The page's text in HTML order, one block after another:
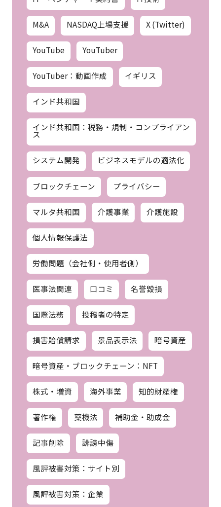
M&A NASDAQ上場支援 X (Twitter)
YouTube YouTuber
YouTuber：動画作成 イギリス
インド共和国
インド共和国：税務・規制・コンプライアン
ス
システム開発 ビジネスモデルの適法化
ブロックチェーン プライバシー
マルタ共和国 介護事業 介護施設
個人情報保護法
労働問題（会社側・使用者側）
医事法関連 口コミ 名誉毀損
国際法務 投稿者の特定
損害賠償請求 景品表示法 暗号資産
暗号資産・ブロックチェーン：NFT
株式・増資 海外事業 知的財産権
著作権 薬機法 補助金・助成金
記事削除 誹謗中傷
風評被害対策：サイト別
風評被害対策：企業